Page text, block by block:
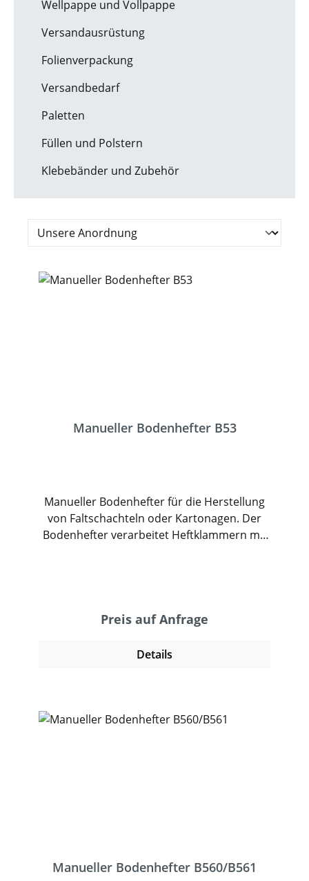
Wellpappe und Vollpappe
Versandausrüstung
Folienverpackung
Versandbedarf
Paletten
Füllen und Polstern
Klebebänder und Zubehör
Manueller Bodenhefter B53
Manueller Bodenhefter für die Herstellung
von Faltschachteln oder Kartonagen. Der
Bodenhefter verarbeitet Heftklammern mit
professionelles und sicheres Verschließen.
ausgelöst und heftet zuverlässig
Schutz vor unberechtigtem Zugriff. Der
Preis auf Anfrage
Details
Manueller Bodenhefter B560/B561